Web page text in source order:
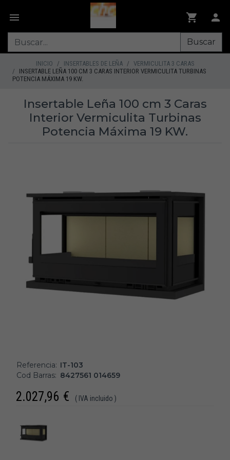
Buscar
INICIO INSERTABLES DE LEÑA
VERMICULITA 3 CARAS
INSERTABLE LEÑA 100 CM 3 CARAS INTERIOR VERMICULITA TURBINAS
POTENCIA MÁXIMA 19 KW.
Insertable Leña 100 cm 3 Caras
Interior Vermiculita Turbinas
Potencia Máxima 19 KW.
Referencia: IT-103
Cod Barras: 8427561 014659
2.027,96 € ( IVA incluido )